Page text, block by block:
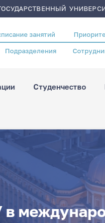
занятий
Подразделения
Студенчество
в